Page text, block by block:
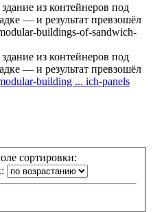
из контейнеров под
— и результат превзошёл
buildings-of-sandwich-
из контейнеров под
— и результат превзошёл
building ... ich-panels
сортировки: